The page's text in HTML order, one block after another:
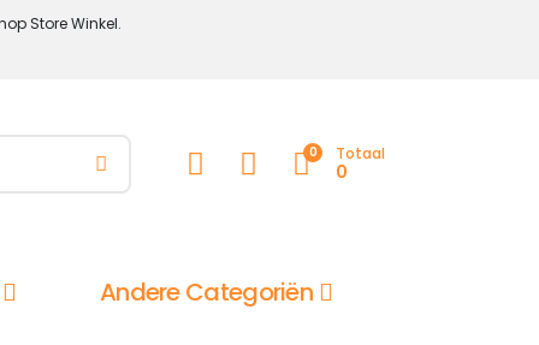
Store Winkel.
0 Totaal
0
Andere Categoriën